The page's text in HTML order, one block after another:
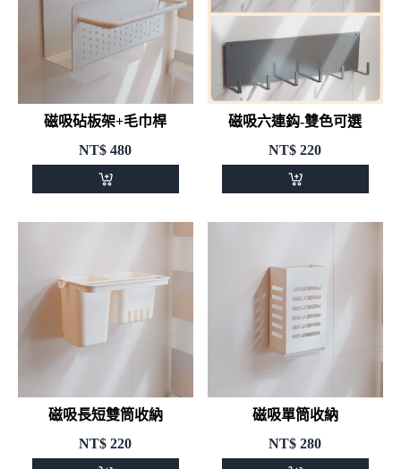
磁吸砧板架+毛巾桿
NT$ 480
磁吸六連鈎-雙色可選
NT$ 220
磁吸長短雙筒收納
NT$ 220
磁吸單筒收納
NT$ 280